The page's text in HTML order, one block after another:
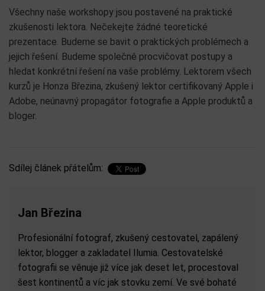
Všechny naše workshopy jsou postavené na praktické
zkušenosti lektora. Nečekejte žádné teoretické
prezentace. Budeme se bavit o praktických problémech a
jejich řešení. Budeme společně procvičovat postupy a
hledat konkrétní řešení na vaše problémy. Lektorem všech
kurzů je Honza Březina, zkušený lektor certifikovaný Apple i
Adobe, neúnavný propagátor fotografie a Apple produktů a
bloger.
Sdílej článek přátelům:
Jan Březina
Profesionální fotograf, zkušený cestovatel, zapálený
lektor, blogger a zakladatel Ilumia. Cestovatelské
fotografii se věnuje již více jak deset let, procestoval
šest kontinentů a víc jak stovku zemí. Ve své bohaté